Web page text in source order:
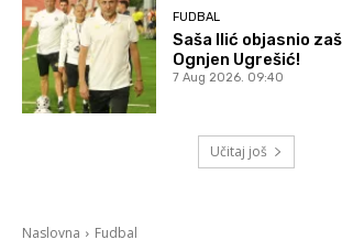
FUDBAL
Saša Ilić objasnio
Ognjen Ugrešić!
7 Aug 2026. 09:40
Učitaj još